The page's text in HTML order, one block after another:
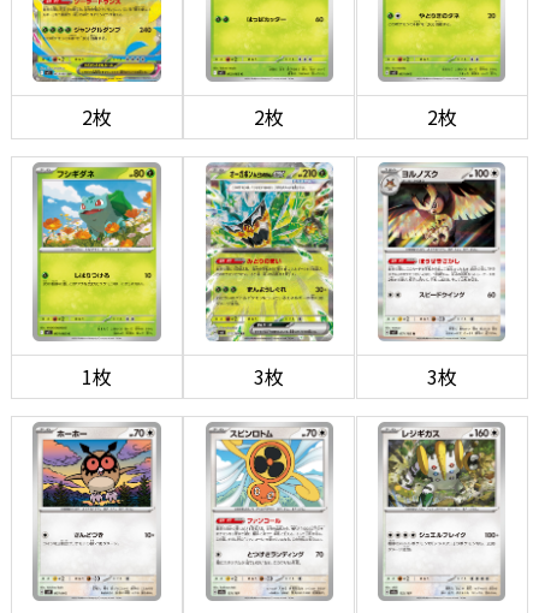
2枚 2枚 2枚
1枚 3枚 3枚